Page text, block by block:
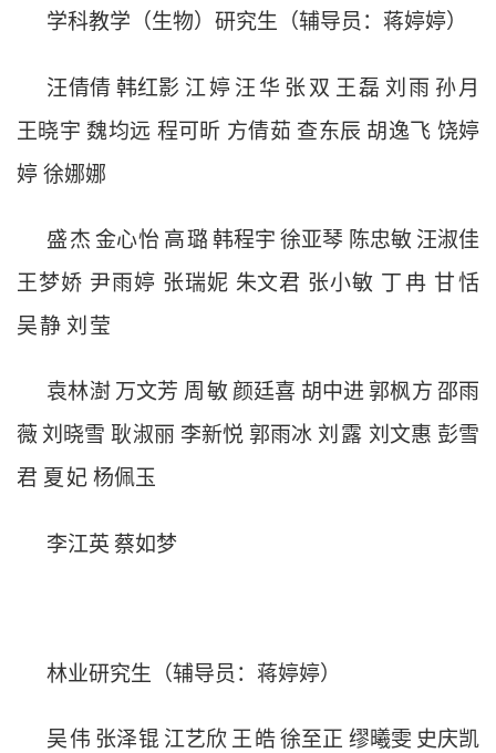
学科教学（生物）研究生（辅导员：蒋婷婷）
汪倩倩 韩红影 江婷 汪 华 张双 王磊 刘 雨 孙月
王晓宇 魏均远 程可昕 方倩茹 查东辰 胡逸飞 饶婷
婷 徐娜娜
盛杰 金心怡 高璐韩程宇 徐亚琴 陈忠敏 汪淑佳
王梦娇 尹雨婷 张瑞妮 朱文君 张小敏 丁冉 甘恬
吴静 刘 莹
袁林澍 万文芳 周 敏 颜廷喜 胡中进 郭枫方 邵雨
薇 刘晓雪耿淑丽 李新悦 郭雨冰 刘 露 刘文惠 彭雪
君 夏 妃 杨佩玉
李江英 蔡如梦
林业研究生（辅导员：蒋婷婷）
吴伟 张泽锟 江艺欣 王 皓 徐至正 缪曦雯 史庆凯